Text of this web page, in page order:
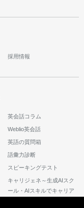
採用情報
英会話コラム
Weblio英会話
英語の質問箱
語彙力診断
スピーキングテスト
キャリジェネ～生成AIスク
ール・AIスキルでキャリア